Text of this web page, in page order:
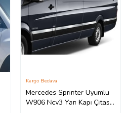
Mercedes Sprinter Uyumlu
W906 Ncv3 Yan Kapı Çıtası
Kargo Bedava